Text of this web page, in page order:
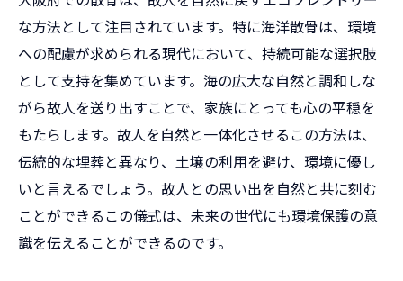
な方法として注目されています。特に海洋散骨は、環境
への配慮が求められる現代において、持続可能な選択肢
として支持を集めています。海の広大な自然と調和しな
がら故人を送り出すことで、家族にとっても心の平穏を
もたらします。故人を自然と一体化させるこの方法は、
伝統的な埋葬と異なり、土壌の利用を避け、環境に優し
いと言えるでしょう。故人との思い出を自然と共に刻む
ことができるこの儀式は、未来の世代にも環境保護の意
識を伝えることができるのです。